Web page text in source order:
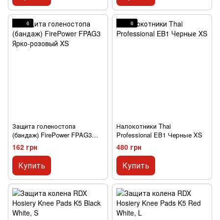
6
Защита голеностопа
(бандаж) FirePower FPAG3
Ярко-розовый XS
162 грн
Купить
6
Налокотники Thai
Professional EB1 Черные XS
480 грн
Купить